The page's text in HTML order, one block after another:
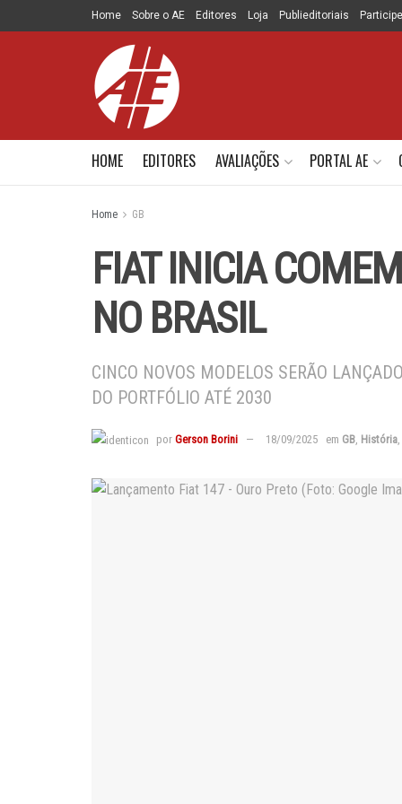
Home Sobre o AE Editores Loja Publieditoriais
HOME EDITORES AVALIAÇÕES PORTAL AE
Home GB
FIAT INICIA
NO BRASIL
CINCO NOVOS MODELOS SERÃO
DO PORTFÓLIO ATÉ 2030
por Gerson Borini 18/09/2025 em GB, História,